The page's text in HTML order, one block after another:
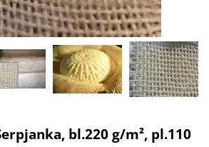
bl.220 g/m², pl.110